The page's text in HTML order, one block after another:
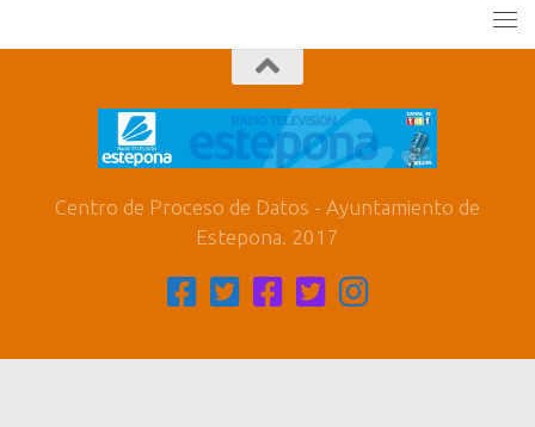
Centro de Proceso de Datos - Ayuntamiento de
Estepona. 2017